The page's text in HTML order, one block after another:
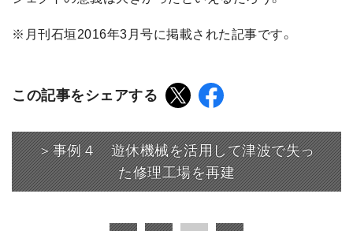
※月刊石垣2016年3月号に掲載された記事です。
この記事をシェアする
＞事例４ 遊休機械を活用して津波で失っ
た修理工場を再建